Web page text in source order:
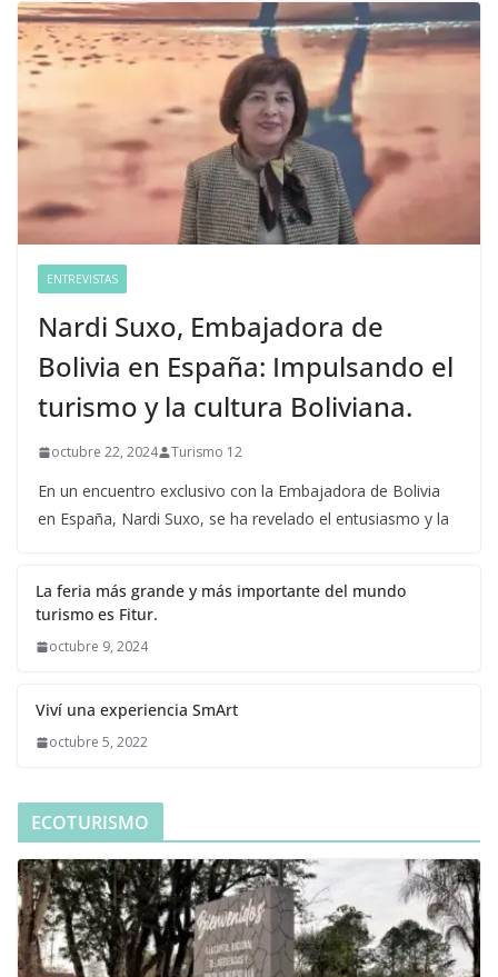
ENTREVISTAS
Nardi Suxo, Embajadora de
Bolivia en España: Impulsando el
turismo y la cultura Boliviana.
octubre 22, 2024 Turismo 12
En un encuentro exclusivo con la Embajadora de Bolivia
en España, Nardi Suxo, se ha revelado el entusiasmo y la
La feria más grande y más importante del mundo
turismo es Fitur.
octubre 9, 2024
Viví una experiencia SmArt
octubre 5, 2022
ECOTURISMO